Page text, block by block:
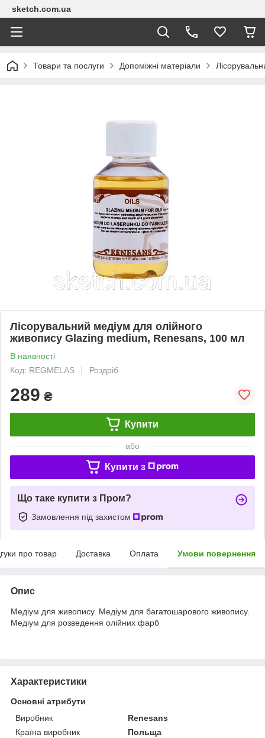
sketch.com.ua
Товари та послуги Допоміжні матеріали
Лісорувальний медіум для олійного
живопису Glazing medium, Renesans, 100 мл
В наявності
Код: REGMELAS
Роздріб
289 ₴
Купити
або
Купити з
Що таке купити з Пром?
Замовлення під захистом
про товар Доставка Оплата Умови повернення
Опис
Медіум для живопису. Медіум для багатошарового живопису.
Медіум для розведення олійних фарб
Характеристики
Основні атрибути
Виробник
Renesans
Країна виробник
Польща